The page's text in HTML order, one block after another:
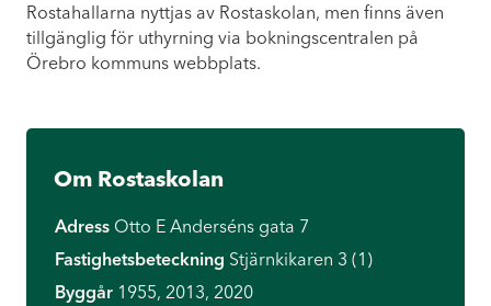
Rostahallarna nyttjas av Rostaskolan, men finns även
tillgänglig för uthyrning via bokningscentralen på
Örebro kommuns webbplats.
Om Rostaskolan
Adress Otto E Anderséns gata 7
Fastighetsbeteckning Stjärnkikaren 3 (1)
Byggår 1955, 2013, 2020